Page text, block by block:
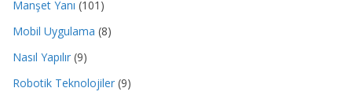
Manşet Yanı (101)
Mobil Uygulama (8)
Nasıl Yapılır (9)
Robotik Teknolojiler (9)